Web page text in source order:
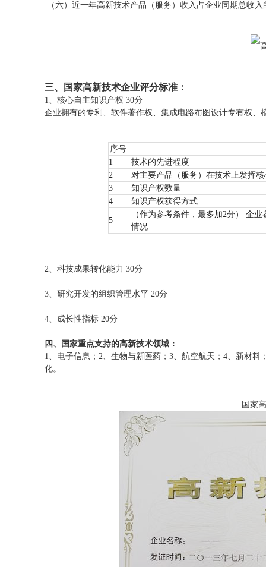
（六）近一年高新技术产品（服务）收入占企业同期总收入
三、国家高新技术企业评分标准：
1、核心自主知识产权 30分
企业拥有的专利、软件著作权、集成电路布图设计专有权
序号
1
技术的先进程度
2
对主要产品（服务）在技术上发挥
3
知识产权数量
4
知识产权获得方式
5
（作为参考条件，最多加2分） 企
情况
2、科技成果转化能力 30分
3、研究开发的组织管理水平 20分
4、成长性指标 20分
四、国家重点支持的高新技术领域：
1、电子信息；2、生物与新医药；3、航空航天；4、新材
化。
国家